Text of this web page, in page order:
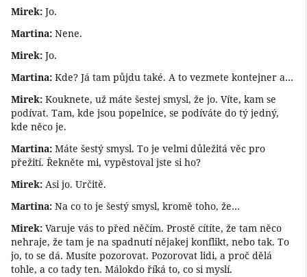
Mirek: Jo.
Martina: Nene.
Mirek: Jo.
Martina: Kde? Já tam půjdu také. A to vezmete kontejner a…
Mirek: Kouknete, už máte šestej smysl, že jo. Víte, kam se
podívat. Tam, kde jsou popelnice, se podíváte do tý jedný,
kde něco je.
Martina: Máte šestý smysl. To je velmi důležitá věc pro
přežití. Řekněte mi, vypěstoval jste si ho?
Mirek: Asi jo. Určitě.
Martina: Na co to je šestý smysl, kromě toho, že…
Mirek: Varuje vás to před něčím. Prostě cítíte, že tam něco
nehraje, že tam je na spadnutí nějakej konflikt, nebo tak. To
jo, to se dá. Musíte pozorovat. Pozorovat lidi, a proč dělá
tohle, a co tady ten. Málokdo říká to, co si myslí.